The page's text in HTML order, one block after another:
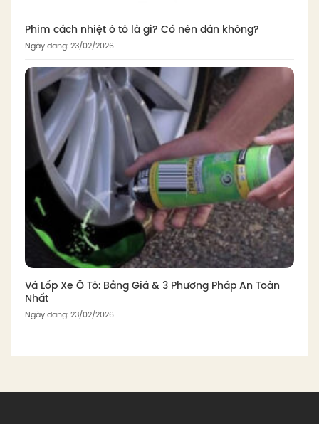
Phim cách nhiệt ô tô là gì? Có nên dán không?
Ngày đăng: 23/02/2026
Vá Lốp Xe Ô Tô: Bảng Giá & 3 Phương Pháp An Toàn
Nhất
Ngày đăng: 23/02/2026